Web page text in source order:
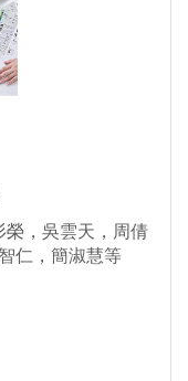
榮，吳雲天，周倩
仁，簡淑慧等